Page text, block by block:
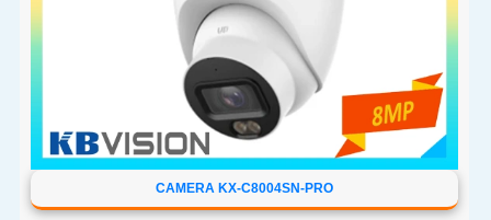
CAMERA KX-C8004SN-PRO